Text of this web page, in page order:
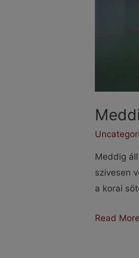
Meddig
szívesen
a korai
Meddig
Read